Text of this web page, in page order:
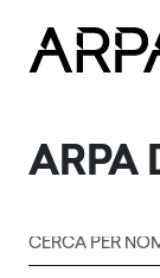
ARPA
Cerca per